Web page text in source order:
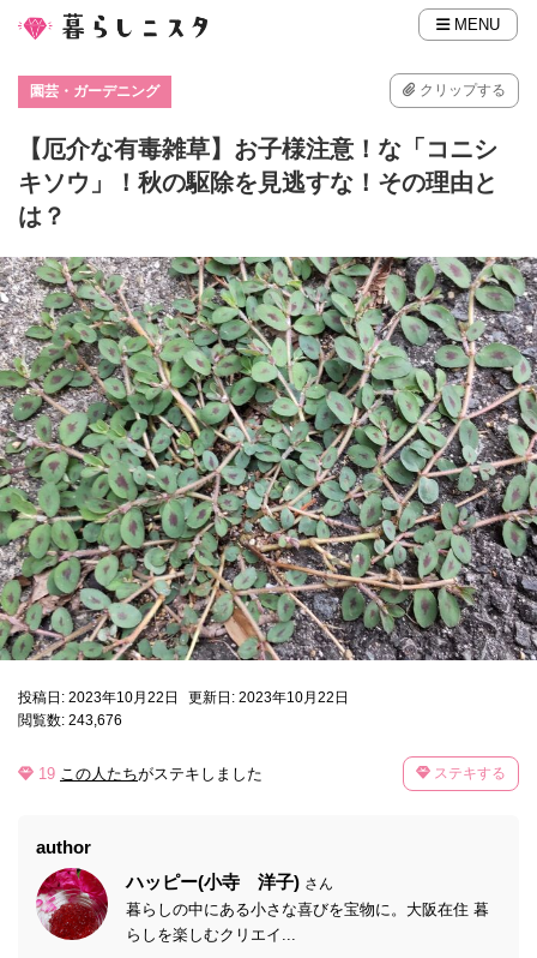
MENU
園芸・ガーデニング クリップする
【厄介な有毒雑草】お子様注意！な「コニシ
キソウ」！秋の駆除を見逃すな！その理由と
は？
投稿日: 2023年10月22日
更新日: 2023年10月22日
閲覧数: 243,676
19 この人たちがステキしました ステキする
author
ハッピー(小寺 洋子) さん
暮らしの中にある小さな喜びを宝物に。大阪在住 暮
らしを楽しむクリエイ...